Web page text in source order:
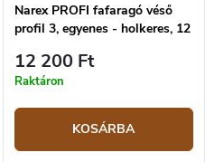
Narex PROFI fafaragó véső
profil 3, egyenes - holkeres, 12
12 200 Ft
Raktáron
KOSÁRBA